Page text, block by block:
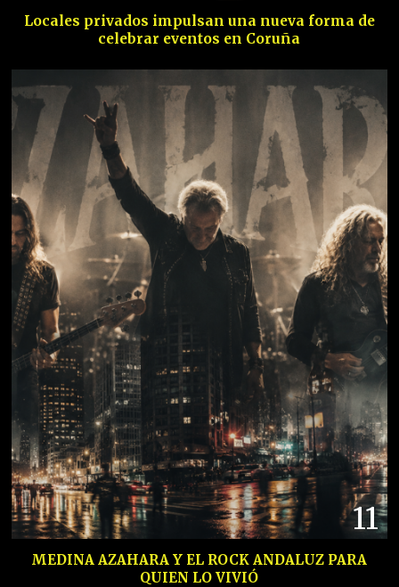
Locales privados impulsan una nueva forma de
celebrar eventos en Coruña
11
MEDINA AZAHARA Y EL ROCK ANDALUZ PARA
QUIEN LO VIVIÓ